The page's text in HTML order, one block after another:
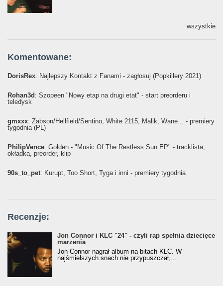
wszystkie
Komentowane:
DorisRex: Najlepszy Kontakt z Fanami - zagłosuj (Popkillery 2021)
Rohan3d : Szopeen "Nowy etap na drugi etat" - start preorderu i
teledysk
gmxxx: Żabson/Hellfield/Sentino, White 2115, Malik, Wane... - premiery
tygodnia (PL)
PhilipVence: Golden - "Music Of The Restless Sun EP" - tracklista,
okładka, preorder, klip
90s_to_pet: Kurupt, Too Short, Tyga i inni - premiery tygodnia
Recenzje:
Jon Connor i KLC "24" - czyli rap spełnia dziecięce
marzenia
Jon Connor nagrał album na bitach KLC. W
najśmielszych snach nie przypuszczał,...